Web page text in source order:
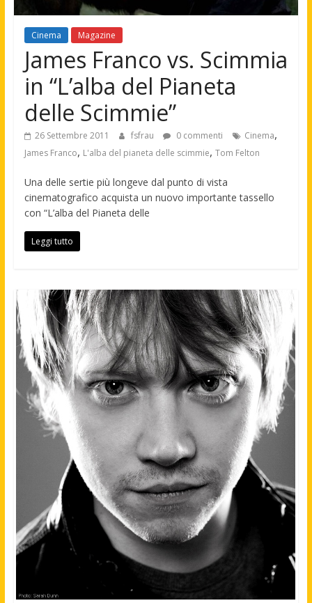
Cinema Magazine
James Franco vs. Scimmia
in “L’alba del Pianeta
delle Scimmie”
26 Settembre 2011 fsfrau 0 commenti Cinema,
James Franco, L'alba del pianeta delle scimmie, Tom Felton
Una delle sertie più longeve dal punto di vista
cinematografico acquista un nuovo importante tassello
con “L’alba del Pianeta delle
Leggi tutto